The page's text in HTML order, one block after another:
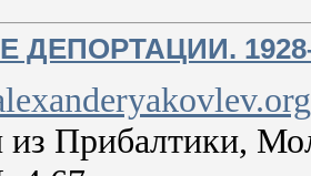
ДЕПОРТАЦИИ.
из Прибалтики,